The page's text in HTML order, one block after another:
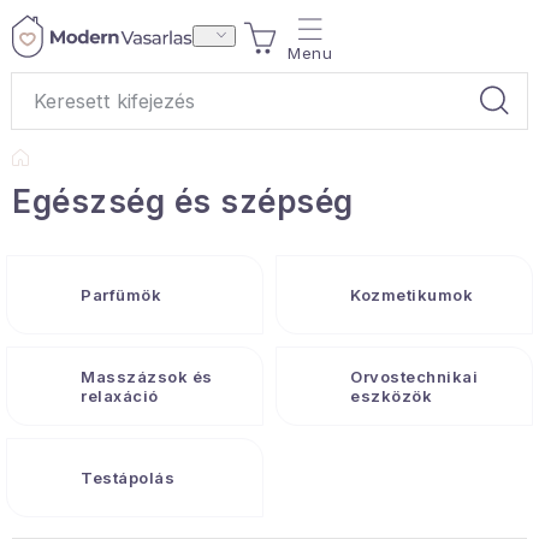
Ugrás
KOSÁR
Hobbi és kert
Kezdőlap
Egészség és szépség
Parfümök Kozmetikumok
Masszázsok és
relaxáció
Orvostechnikai
eszközök
Testápolás